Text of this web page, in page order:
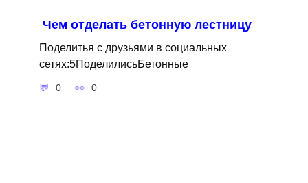
Чем отделать бетонную лестницу
Поделитья с друзьями в социальных
сетях:5ПоделилисьБетонные
0 0